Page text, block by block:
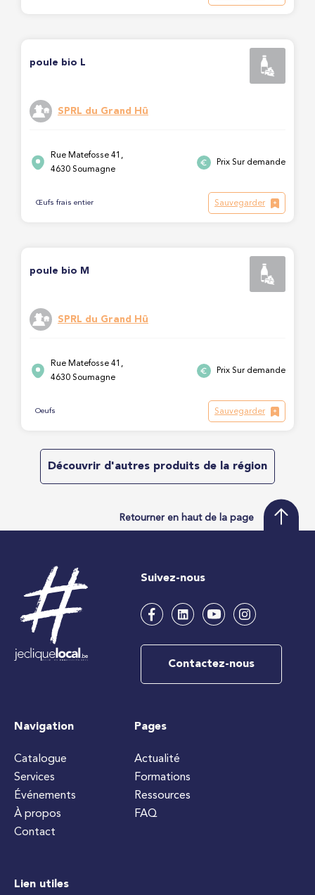
poule bio L
SPRL du Grand Hû
Rue Matefosse 41,
4630 Soumagne
Prix Sur demande
Œufs frais entier Sauvegarder
poule bio M
SPRL du Grand Hû
Rue Matefosse 41,
4630 Soumagne
Prix Sur demande
Oeufs Sauvegarder
Découvrir d'autres produits de la région
Retourner en haut de la page
Suivez-nous
Contactez-nous
Navigation
Catalogue
Services
Événements
À propos
Contact
Pages
Actualité
Formations
Ressources
FAQ
Lien utiles